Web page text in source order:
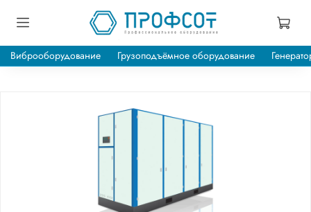
Виброоборудование Грузоподъёмное оборудование